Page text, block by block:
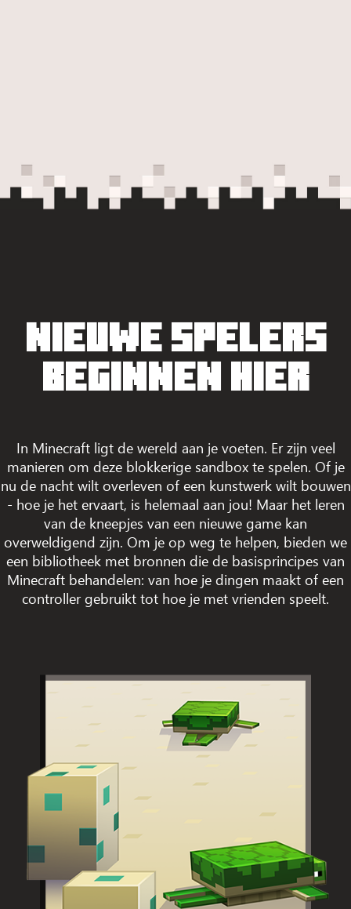
NIEUWE SPELERS
BEGINNEN HIER
In Minecraft ligt de wereld aan je voeten. Er zijn veel
manieren om deze blokkerige sandbox te spelen. Of je
nu de nacht wilt overleven of een kunstwerk wilt bouwen
- hoe je het ervaart, is helemaal aan jou! Maar het leren
van de kneepjes van een nieuwe game kan
overweldigend zijn. Om je op weg te helpen, bieden we
een bibliotheek met bronnen die de basisprincipes van
Minecraft behandelen: van hoe je dingen maakt of een
controller gebruikt tot hoe je met vrienden speelt.